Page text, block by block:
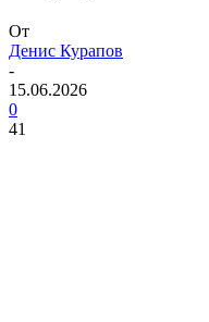
От
Денис Курапов
-
15.06.2026
0
41